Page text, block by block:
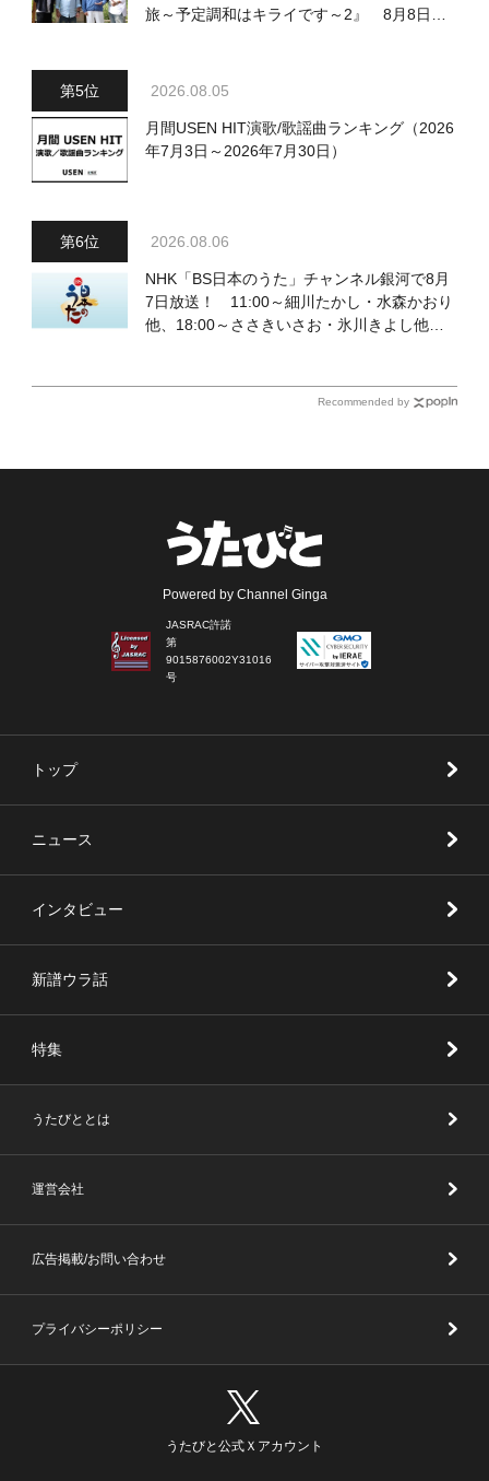
旅～予定調和はキライです～2』 8月8日
2026.08.05
月間USEN HIT演歌/歌謡曲ランキング（2026
年7月3日～2026年7月30日）
2026.08.06
NHK「BS日本のうた」チャンネル銀河で8月
7日放送！ 11:00～細川たかし・水森かおり
他、18:00～ささきいさお・氷川きよし他登
Recommended by
Powered by Channel Ginga
JASRAC許諾
第
9015876002Y31016
号
トップ
ニュース
インタビュー
新譜ウラ話
特集
うたびととは
運営会社
広告掲載/お問い合わせ
プライバシーポリシー
うたびと公式Ｘアカウント